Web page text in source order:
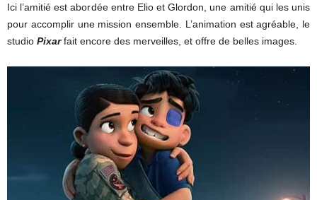
Ici l’amitié est abordée entre Elio et Glordon, une amitié qui les unis
pour accomplir une mission ensemble. L’animation est agréable, le
studio Pixarfait encore des merveilles, et offre de belles images.